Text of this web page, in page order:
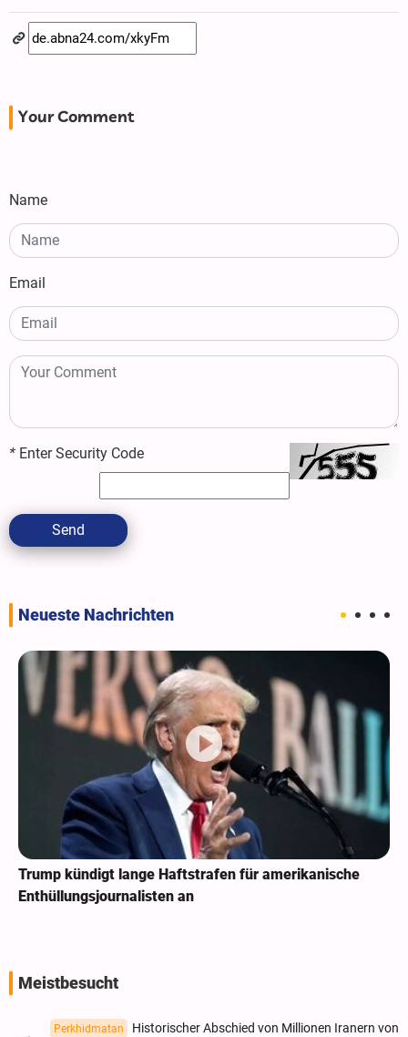
Your Comment
Name
Email
* Enter Security Code
Send
Neueste Nachrichten
Trump kündigt lange Haftstrafen für amerikanische
Enthüllungsjournalisten an
Meistbesucht
Perkhidmatan
Historischer Abschied von Millionen Iranern von